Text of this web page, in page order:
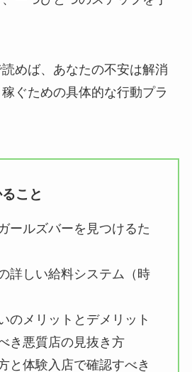
めば、あなたの不安は解消
ぐための具体的な行動プラ
こと
ールズバーを見つけるた
詳しい給料システム（時
のメリットとデメリット
き悪質店の見抜き方
と体験入店で確認すべき